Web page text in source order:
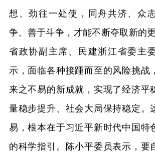
想、劲往一处使，同舟共济、众
争、善于斗争，才能不断夺取新的
省政协副主席、民建浙江省委主
示，面临各种接踵而至的风险挑战
来之不易的新成就，实现了经济平
量稳步提升、社会大局保持稳定。
易，根本在于习近平新时代中国特
的科学指引。陈小平委员表示，要